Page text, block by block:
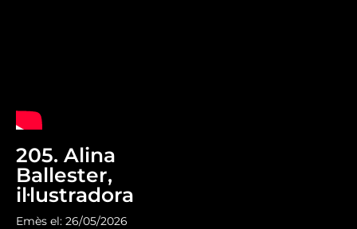
205. Alina
Ballester,
il·lustradora
Emès el: 26/05/2026